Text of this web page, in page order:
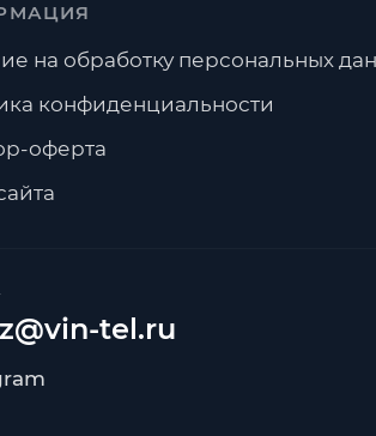
tel.ru
на обработку персональных
конфиденциальности
оферта